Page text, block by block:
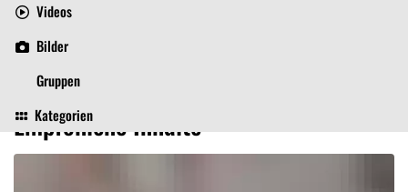
Videos
Bilder
Gruppen
Kategorien
notabitch78
Empfohlene Inhalte